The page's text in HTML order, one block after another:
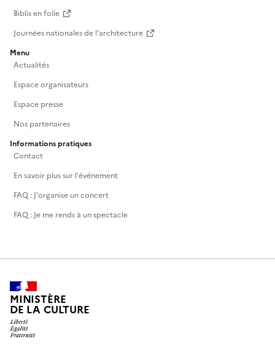
Biblis en folie
Journées nationales de l'architecture
Menu
Actualités
Espace organisateurs
Espace presse
Nos partenaires
Informations pratiques
Contact
En savoir plus sur l'événement
FAQ : J'organise un concert
FAQ : Je me rends à un spectacle
MINISTÈRE
DE LA CULTURE